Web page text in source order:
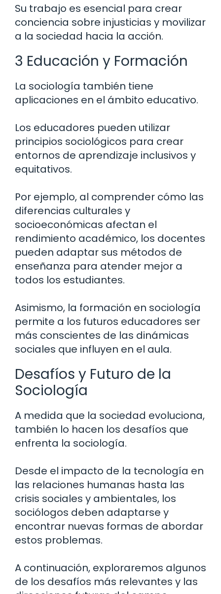
Su trabajo es esencial para crear
conciencia sobre injusticias y movilizar
a la sociedad hacia la acción.
3 Educación y Formación
La sociología también tiene
aplicaciones en el ámbito educativo.
Los educadores pueden utilizar
principios sociológicos para crear
entornos de aprendizaje inclusivos y
equitativos.
Por ejemplo, al comprender cómo las
diferencias culturales y
socioeconómicas afectan el
rendimiento académico, los docentes
pueden adaptar sus métodos de
enseñanza para atender mejor a
todos los estudiantes.
Asimismo, la formación en sociología
permite a los futuros educadores ser
más conscientes de las dinámicas
sociales que influyen en el aula.
Desafíos y Futuro de la
Sociología
A medida que la sociedad evoluciona,
también lo hacen los desafíos que
enfrenta la sociología.
Desde el impacto de la tecnología en
las relaciones humanas hasta las
crisis sociales y ambientales, los
sociólogos deben adaptarse y
encontrar nuevas formas de abordar
estos problemas.
A continuación, exploraremos algunos
de los desafíos más relevantes y las